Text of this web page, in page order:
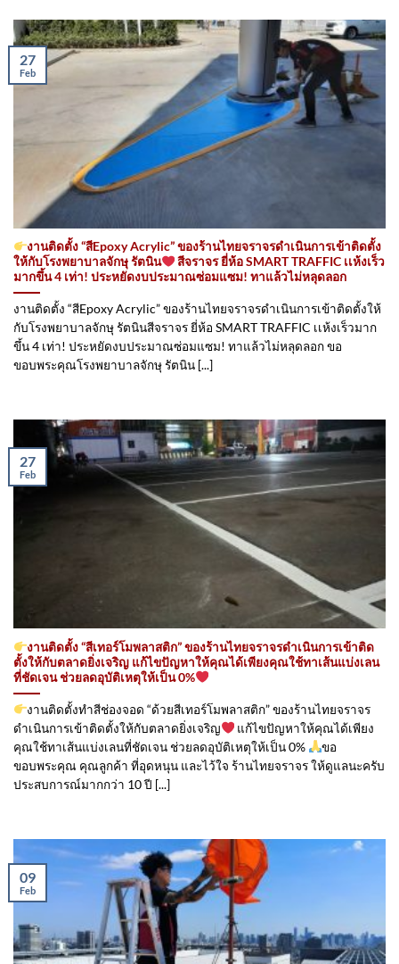
งานติดตั้ง “สีEpoxy Acrylic” ของร้านไทยจราจรดำเนินการเข้าติดตั้ง​
ให้กับโรงพยาบาลจักษุ รัตนิน
สีจราจร ยี่ห้อ SMART TRAFFIC เเห้งเร็ว
มากขึ้น 4 เท่า! ประหยัดงบประมาณซ่อมแซม! ทาแล้วไม่หลุดลอก
งานติดตั้ง “สีEpoxy Acrylic” ของร้านไทยจราจรดำเนินการเข้าติดตั้ง​ให้
กับโรงพยาบาลจักษุ รัตนินสีจราจร ยี่ห้อ SMART TRAFFIC เเห้งเร็วมาก
ขึ้น 4 เท่า! ประหยัดงบประมาณซ่อมแซม! ทาแล้วไม่หลุดลอก ขอ
ขอบพระคุณโรงพยาบาลจักษุ รัตนิน [...]
27
Feb
งานติดตั้ง “สีเทอร์โมพลาสติก” ของร้านไทยจราจรดำเนินการเข้าติด
ตั้ง​ให้กับตลาดยิ่งเจริญ แก้ไขปัญหาให้คุณได้เพียงคุณใช้ทาเส้นแบ่งเลน
ที่ชัดเจน ช่วยลดอุบัติเหตุให้เป็น 0%
งานติดตั้งทำสีช่องจอด “ด้วยสีเทอร์โมพลาสติก” ของร้านไทยจราจร
ดำเนินการเข้าติดตั้ง​ให้กับตลาดยิ่งเจริญ
แก้ไขปัญหาให้คุณได้เพียง
คุณใช้ทาเส้นแบ่งเลนที่ชัดเจน ช่วยลดอุบัติเหตุให้เป็น 0%
ขอ
ขอบพระคุณ คุณลูกค้า ที่อุดหนุน และไว้ใจ ร้านไทยจราจร ให้ดูแลนะครับ
ประสบการณ์มากกว่า 10 ปี [...]
27
Feb
09
Feb